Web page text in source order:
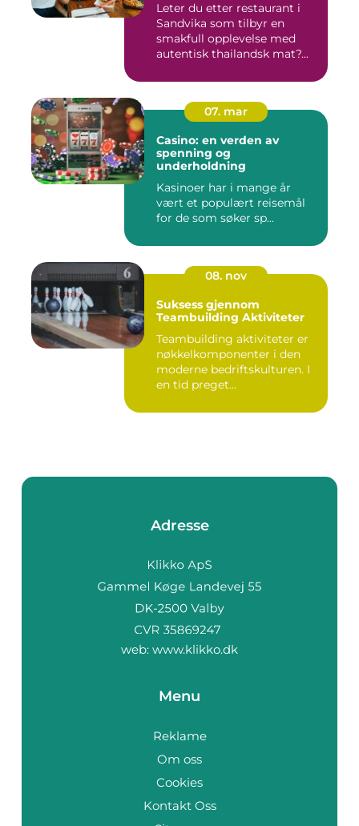
Leter du etter restaurant i
Sandvika som tilbyr en
smakfull opplevelse med
autentisk thailandsk mat?...
07. mar
Casino: en verden av
spenning og
underholdning
Kasinoer har i mange år
vært et populært reisemål
for de som søker sp...
08. nov
Suksess gjennom
Teambuilding Aktiviteter
Teambuilding aktiviteter er
nøkkelkomponenter i den
moderne bedriftskulturen. I
en tid preget...
Adresse
web: www.klikko.dk
Menu
Reklame
Om oss
Cookies
Kontakt Oss